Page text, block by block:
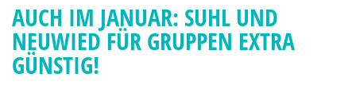
AUCH IM JANUAR: SUHL UND
NEUWIED FÜR GRUPPEN EXTRA
GÜNSTIG!